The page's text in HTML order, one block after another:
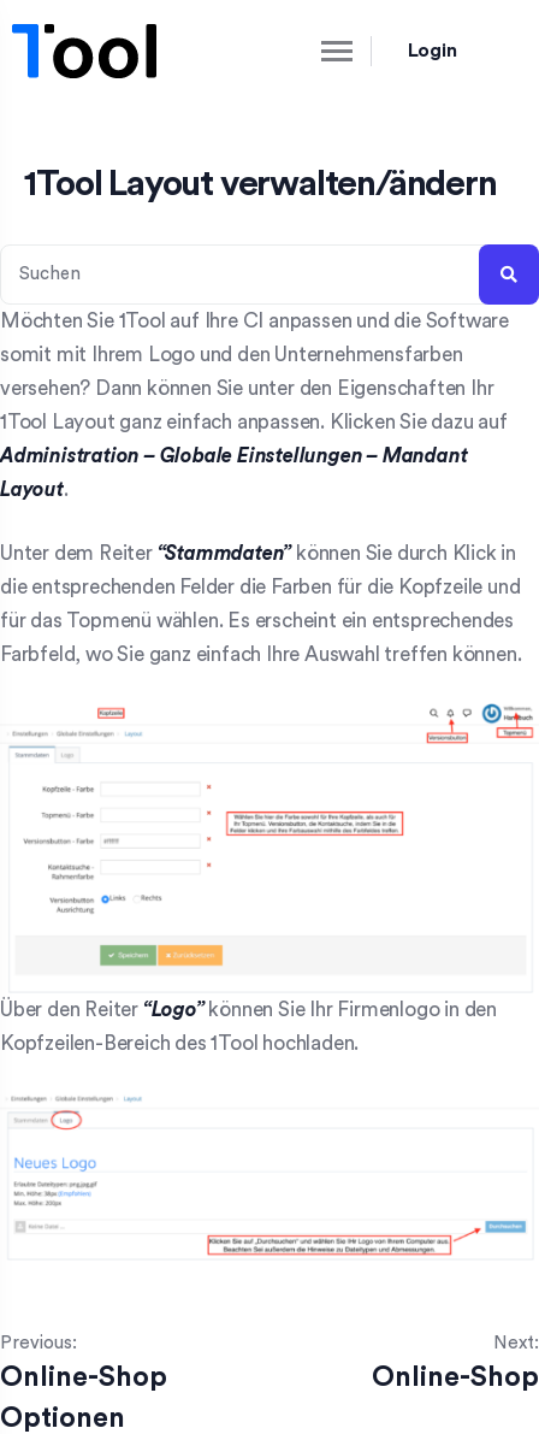
Login
1Tool Layout verwalten/ändern
Möchten Sie 1Tool auf Ihre CI anpassen und die Software
somit mit Ihrem Logo und den Unternehmensfarben
versehen? Dann können Sie unter den Eigenschaften Ihr
1Tool Layout ganz einfach anpassen. Klicken Sie dazu auf
Administration – Globale Einstellungen – Mandant
Layout.
Unter dem Reiter “Stammdaten” können Sie durch Klick in
die entsprechenden Felder die Farben für die Kopfzeile und
für das Topmenü wählen. Es erscheint ein entsprechendes
Farbfeld, wo Sie ganz einfach Ihre Auswahl treffen können.
Über den Reiter “Logo”können Sie Ihr Firmenlogo in den
Kopfzeilen-Bereich des 1Tool hochladen.
Previous:
Online-Shop
Optionen
Next:
Online-Shop